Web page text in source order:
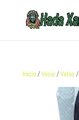
Inicio/ Inicio/Velas/